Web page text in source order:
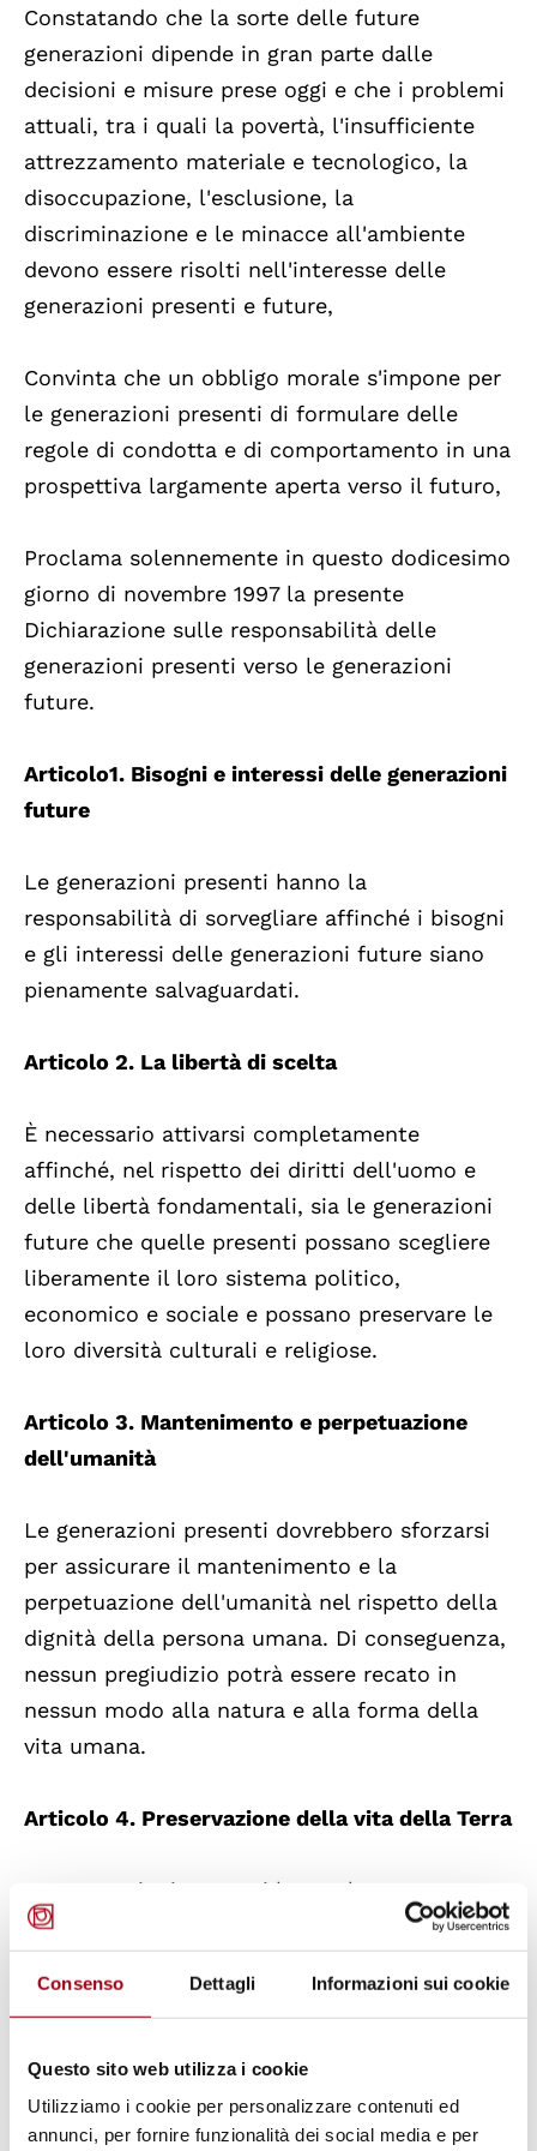
Consenso Dettagli Informazioni sui cookie
Questo sito web utilizza i cookie
Utilizziamo i cookie per personalizzare contenuti ed
annunci, per fornire funzionalità dei social media e per
Constatando che la sorte delle future
generazioni dipende in gran parte dalle
decisioni e misure prese oggi e che i problemi
attuali, tra i quali la povertà, l'insufficiente
attrezzamento materiale e tecnologico, la
disoccupazione, l'esclusione, la
discriminazione e le minacce all'ambiente
devono essere risolti nell'interesse delle
generazioni presenti e future,
Convinta che un obbligo morale s'impone per
le generazioni presenti di formulare delle
regole di condotta e di comportamento in una
prospettiva largamente aperta verso il futuro,
Proclama solennemente in questo dodicesimo
giorno di novembre 1997 la presente
Dichiarazione sulle responsabilità delle
generazioni presenti verso le generazioni
future.
Articolo1. Bisogni e interessi delle generazioni
future
Le generazioni presenti hanno la
responsabilità di sorvegliare affinché i bisogni
e gli interessi delle generazioni future siano
pienamente salvaguardati.
Articolo 2. La libertà di scelta
È necessario attivarsi completamente
affinché, nel rispetto dei diritti dell'uomo e
delle libertà fondamentali, sia le generazioni
future che quelle presenti possano scegliere
liberamente il loro sistema politico,
economico e sociale e possano preservare le
loro diversità culturali e religiose.
Articolo 3. Mantenimento e perpetuazione
dell'umanità
Le generazioni presenti dovrebbero sforzarsi
per assicurare il mantenimento e la
perpetuazione dell'umanità nel rispetto della
dignità della persona umana. Di conseguenza,
nessun pregiudizio potrà essere recato in
nessun modo alla natura e alla forma della
vita umana.
Articolo 4. Preservazione della vita della Terra
Le generazioni presenti hanno la
responsabilità di trasmettere alle generazioni
danneggiata irrimediabilmente per via
riceve temporaneamente la Terra in eredità,
dovrà vegliare ad utilizzare in maniera
ragionevole le risorse naturali e a fare in